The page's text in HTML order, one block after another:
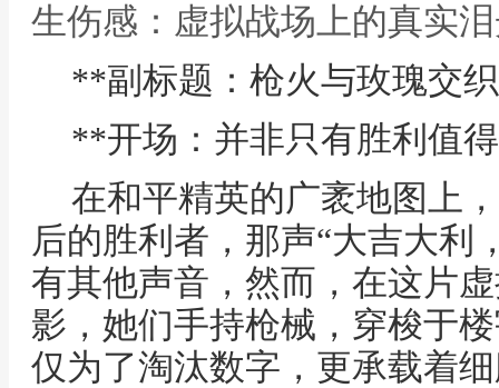
生伤感：虚拟战场上的真实
**副标题：枪火与玫瑰交
**开场：并非只有胜利值
在和平精英的广袤地图上
后的胜利者，那声“大吉大利
有其他声音，然而，在这片
影，她们手持枪械，穿梭于
仅为了淘汰数字，更承载着